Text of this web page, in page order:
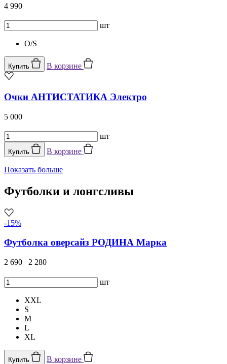
4 990
шт
O/S
Купить В корзине
Очки АНТИСТАТИКА Электро
5 000
шт
Купить В корзине
Показать больше
Футболки и лонгсливы
-15%
Футболка оверсайз РОДИНА Марка
2 690 2 280
шт
XXL
S
M
L
XL
Купить В корзине